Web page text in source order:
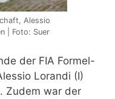
Alessio
| Foto: Suer
der FIA Formel-
Lorandi (I)
Zudem war der